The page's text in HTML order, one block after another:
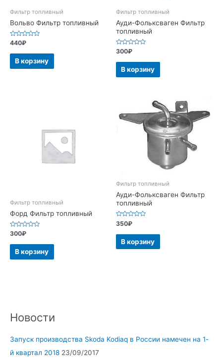
Новости
Запуск производства Skoda Kodiaq в России намечен на 1-
й квартал 2018 23/09/2017
Фильтр топливный
Вольво Фильтр топливный
Оценка
из
440₽
В корзину
Фильтр топливный
Ауди-Фольксваген Фильтр
топливный
Оценка
из
300₽
В корзину
Фильтр топливный
Форд Фильтр топливный
Оценка
из
300₽
В корзину
Фильтр топливный
Ауди-Фольксваген Фильтр
топливный
Оценка
0
из
350₽
В корзину